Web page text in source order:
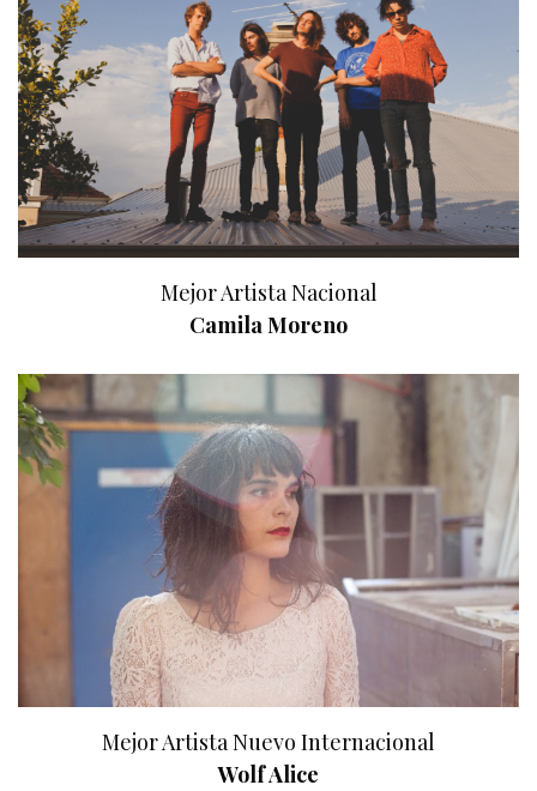
Mejor Artista Nacional
Camila Moreno
Mejor Artista Nuevo Internacional
Wolf Alice